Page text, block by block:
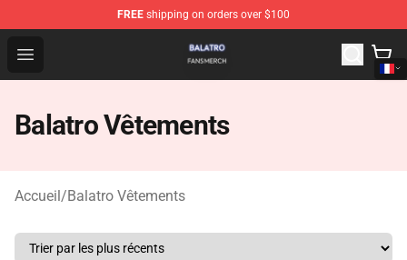
FREE shipping on orders over $100
Open menu
Balatro Shop - Official Balatro Merchandise Store
Balatro Vêtements
Accueil/Balatro Vêtements